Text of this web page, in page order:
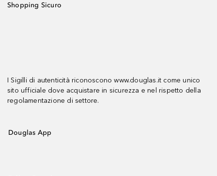
Shopping Sicuro
I Sigilli di autenticità riconoscono www.douglas.it come unico
sito ufficiale dove acquistare in sicurezza e nel rispetto della
regolamentazione di settore.
Douglas App